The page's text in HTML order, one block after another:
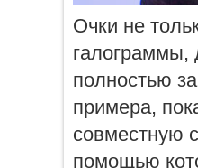
Очки не
галограммы,
полностью
примера,
совместную
помощью